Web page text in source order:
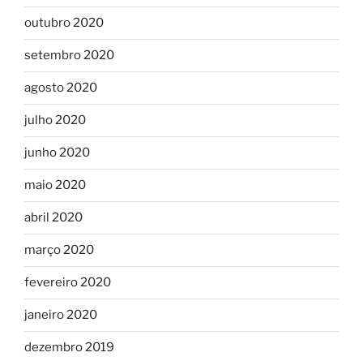
outubro 2020
setembro 2020
agosto 2020
julho 2020
junho 2020
maio 2020
abril 2020
março 2020
fevereiro 2020
janeiro 2020
dezembro 2019